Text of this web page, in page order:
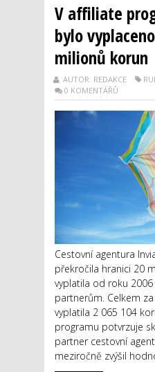
V affiliate
bylo
milionů korun
AUTOR: REDAKCE
0 KOMENTÁŘŮ
Cestovní agentura
překročila hranici 20
vyplatila od roku
partnerům. Celkem
vyplatila 2 065 104
programu potvrzuje
partner cestovní
meziročně zvýšil